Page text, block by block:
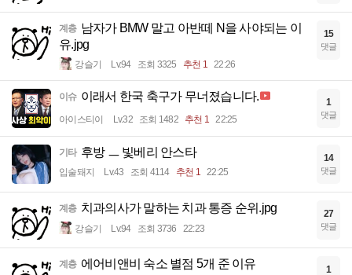
계층 남자가 BMW 말고 아반떼 N을 사야되는 이
유.jpg
강슬기 Lv.94 조회 3325 추천 1 22:26
15
댓글
이슈 이래서 한국 축구가 무너졌습니다.
아이스티이 Lv.32 조회 1482 추천 1 22:25
1
댓글
기타 후방 ㅡ 빛베리 안스타
입술돼지 Lv.43 조회 4114 추천 1 22:25
14
댓글
계층 치과의사가 말하는 치과 통증 순위.jpg
강슬기 Lv.94 조회 3736 22:23
27
댓글
계층 에어비앤비 숙소 별점 5개 준 이유 1